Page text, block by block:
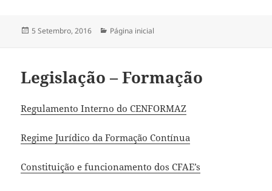
Publicado
5 Setembro, 2016 Categorias
Página inicial
Legislação – Formação
Regulamento Interno do CENFORMAZ
Regime Jurídico da Formação Contínua
Constituição e funcionamento dos CFAE’s